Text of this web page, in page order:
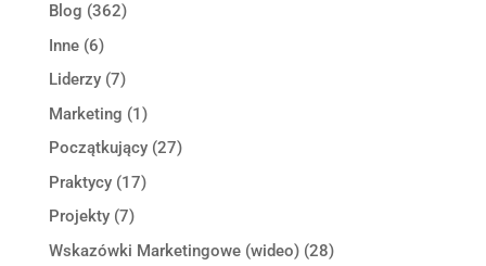
Blog (362)
Inne(6)
Liderzy(7)
Marketing (1)
Początkujący(27)
Praktycy(17)
Projekty(7)
Wskazówki Marketingowe (wideo)(28)